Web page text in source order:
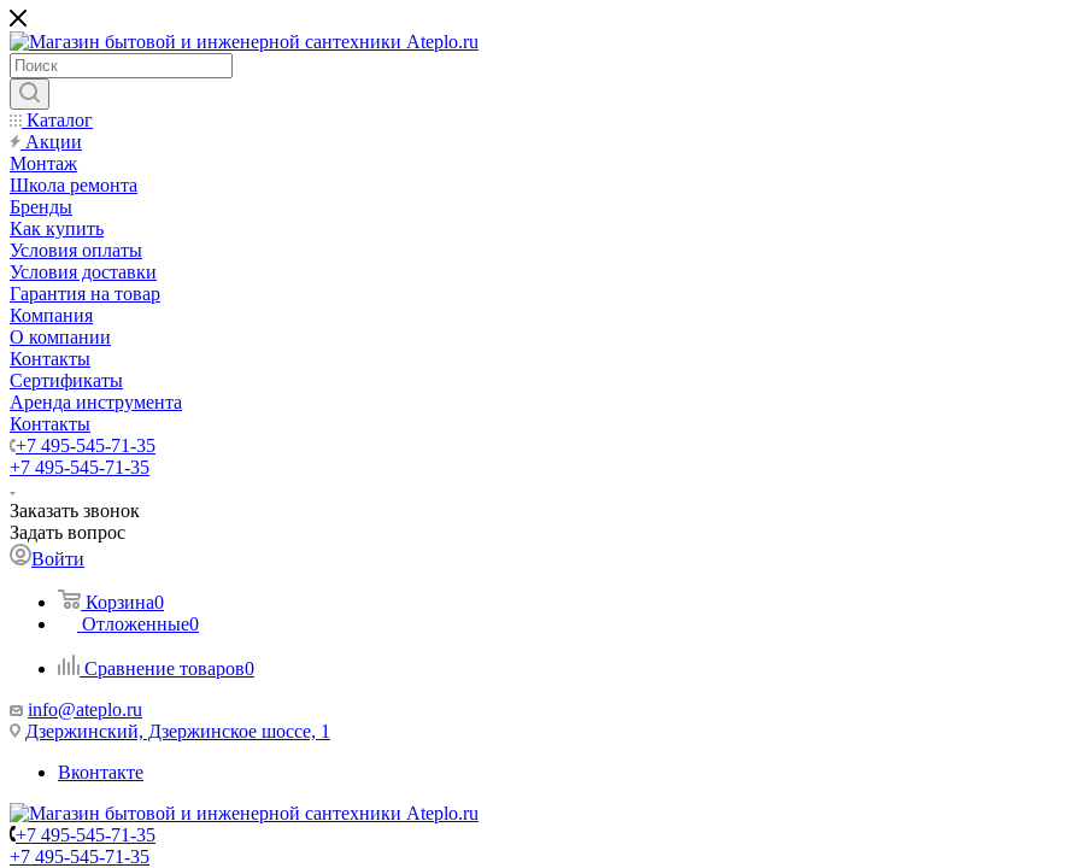
Каталог
Акции
Монтаж
Школа ремонта
Бренды
Как купить
Условия оплаты
Условия доставки
Гарантия на товар
Компания
О компании
Контакты
Сертификаты
Аренда инструмента
Контакты
+7 495-545-71-35
+7 495-545-71-35
Заказать звонок
Задать вопрос
Войти
Корзина0
Отложенные0
Сравнение товаров0
info@ateplo.ru
Дзержинский, Дзержинское шоссе, 1
Вконтакте
+7 495-545-71-35
+7 495-545-71-35